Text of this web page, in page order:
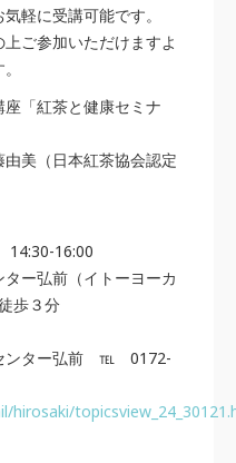
軽に受講可能です。
ご参加いただけますよ
「紅茶と健康セミナ
（日本紅茶協会認定
16:00
ー弘前（イトーヨーカ
歩３分
ンター弘前 ℡ 0172-
hirosaki/